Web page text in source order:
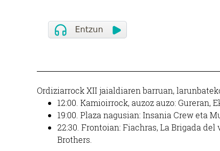
Ordiziarrock XII jaialdiaren barruan,
12:00. Kamioirrock, auzoz auzo: Gureran,
19:00. Plaza nagusian: Insania Crew eta
22:30. Frontoian: Fiachras, La Brigada
Brothers.